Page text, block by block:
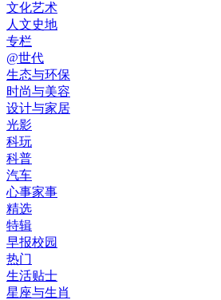
文化艺术
人文史地
专栏
@世代
生态与环保
时尚与美容
设计与家居
光影
科玩
科普
汽车
心事家事
精选
特辑
早报校园
热门
生活贴士
星座与生肖